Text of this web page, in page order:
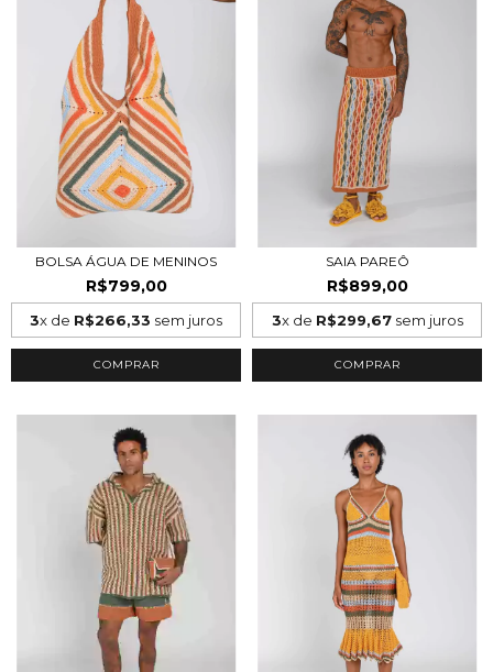
BOLSA ÁGUA DE MENINOS
R$799,00
3x de R$266,33 sem juros
COMPRAR
SAIA PAREÔ
R$899,00
3x de R$299,67sem juros
COMPRAR